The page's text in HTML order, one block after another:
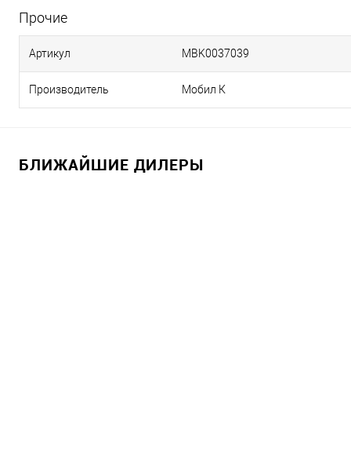
Прочие
Артикул MBK0037039
Производитель Мобил К
БЛИЖАЙШИЕ ДИЛЕРЫ